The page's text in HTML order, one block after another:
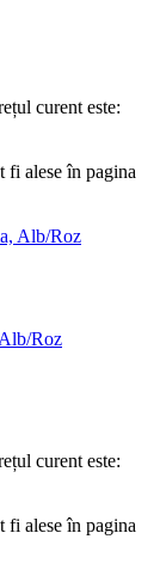
curent este:
fi alese în pagina
Roz
curent este:
fi alese în pagina